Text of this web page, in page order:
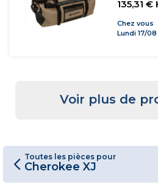
135,31 €
Chez vous
Lundi 17/08
Voir plus de
Toutes les pièces pour
Cherokee XJ